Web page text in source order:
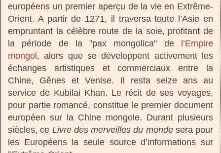
européens un premier aperçu de la vie en Extrême-
Orient. A partir de 1271, il traversa toute l’Asie en
empruntant la célèbre route de la soie, profitant de
la période de la "pax mongolica" de
l’Empire
mongol , alors que se développent activement les
échanges artistiques et commerciaux entre la
Chine, Gênes et Venise. Il resta seize ans au
service de Kubilai Khan. Le récit de ses voyages,
pour partie romancé, constitue le premier document
européen sur la Chine mongole. Durant plusieurs
siècles, ce Livre des merveilles du mondesera pour
les Européens la seule source d’informations sur